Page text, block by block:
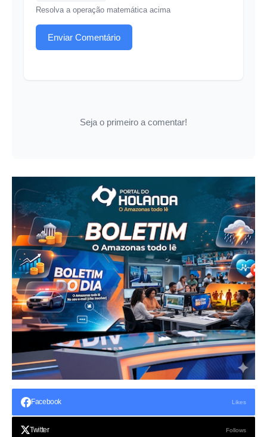
Resolva a operação matemática acima
Enviar Comentário
Seja o primeiro a comentar!
Facebook Likes
Twitter Follows